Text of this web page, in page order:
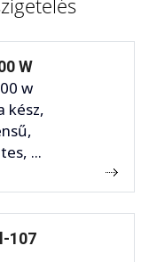
W
w
kész,
...
107